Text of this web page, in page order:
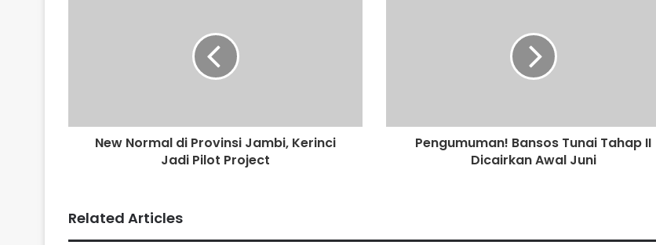
Tangkap Dua Pelaku Tindak Pidana
Pencurian
Sembarangan di Badan Jalan Lintas
Tebo Bungo
Kapolres Tebo Pimpin Peletakan
Suku Anak Dalam Resmi Laporkan
New Normal di Provinsi Jambi, Kerinci
Jadi Pilot Project
Pengumuman! Bansos Tunai Tahap II
Dicairkan Awal Juni
Related Articles